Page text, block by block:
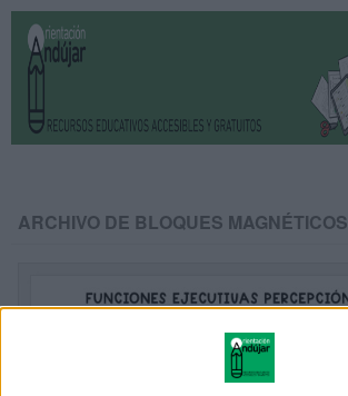
ARCHIVO DE BLOQUES MAGNÉTICOS